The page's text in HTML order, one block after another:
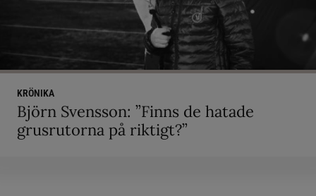
KRÖNIKA
Björn Svensson: ”Finns de hatade
grusrutorna på riktigt?”